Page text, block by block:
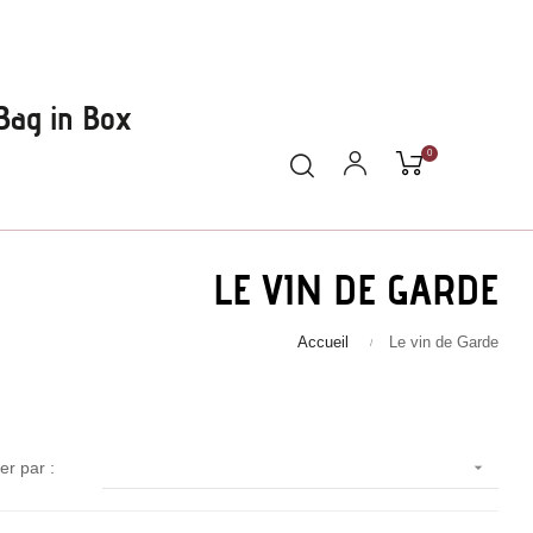
in Box
0
Se connecter
LE VIN DE GARDE
Accueil Le vin de Garde
par : 